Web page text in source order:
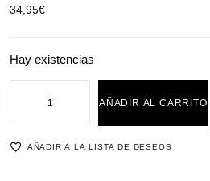
34,95€
Hay existencias
AÑADIR AL CARRITO
AÑADIR A LA LISTA DE DESEOS